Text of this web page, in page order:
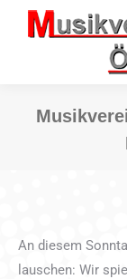
An diesem
lauschen: Wir